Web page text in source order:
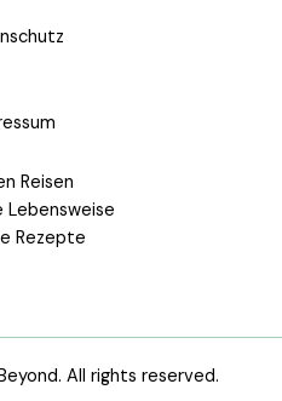
Reisen
Lebensweise
Rezepte
All rights reserved.